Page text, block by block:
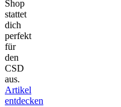
Shop
stattet
dich
perfekt
für
den
CSD
aus.
Artikel
entdecken